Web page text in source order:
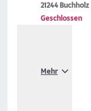
21244 Buchholz
Geschlossen
Mehr